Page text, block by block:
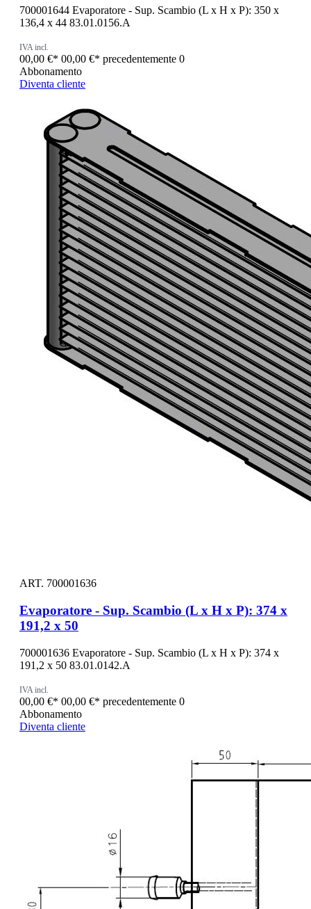
700001644 Evaporatore - Sup. Scambio (L x H x P): 350 x
136,4 x 44 83.01.0156.A
IVA incl.
00,00 €* 00,00 €* precedentemente 0
Abbonamento
Diventa cliente
ART. 700001636
Evaporatore - Sup. Scambio (L x H x P): 374 x
191,2 x 50
700001636 Evaporatore - Sup. Scambio (L x H x P): 374 x
191,2 x 50 83.01.0142.A
IVA incl.
00,00 €* 00,00 €* precedentemente 0
Abbonamento
Diventa cliente